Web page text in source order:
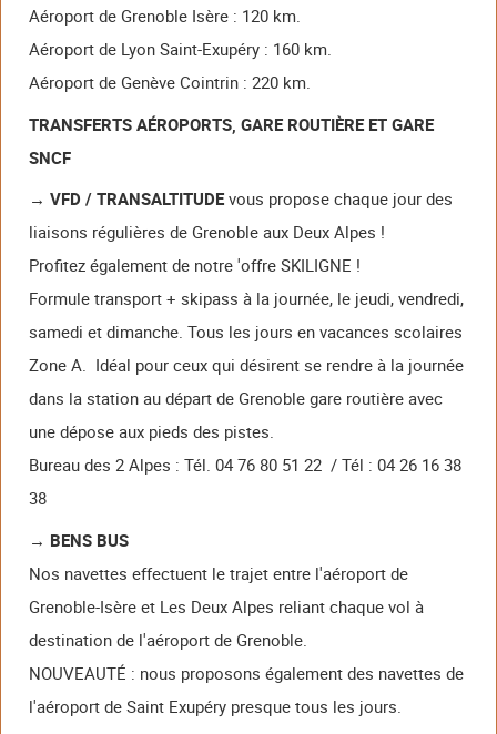
Aéroport de Grenoble Isère : 120 km.
Aéroport de Lyon Saint-Exupéry : 160 km.
Aéroport de Genève Cointrin : 220 km.
TRANSFERTS AÉROPORTS, GARE ROUTIÈRE ET GARE
SNCF
→ VFD / TRANSALTITUDE vous propose chaque jour des
liaisons régulières de Grenoble aux Deux Alpes !
Profitez également de notre 'offre SKILIGNE !
Formule transport + skipass à la journée, le jeudi, vendredi,
samedi et dimanche. Tous les jours en vacances scolaires
Zone A. Idéal pour ceux qui désirent se rendre à la journée
dans la station au départ de Grenoble gare routière avec
une dépose aux pieds des pistes.
Bureau des 2 Alpes : Tél. 04 76 80 51 22 / Tél : 04 26 16 38
38
→ BENS BUS
Nos navettes effectuent le trajet entre l'aéroport de
Grenoble-Isère et Les Deux Alpes reliant chaque vol à
destination de l'aéroport de Grenoble.
NOUVEAUTÉ : nous proposons également des navettes de
l'aéroport de Saint Exupéry presque tous les jours.